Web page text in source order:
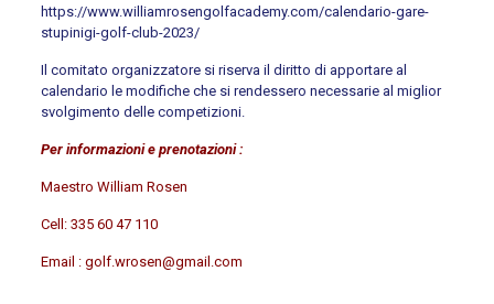
https://www.williamrosengolfacademy.com/calendario-gare-
stupinigi-golf-club-2023/
Il comitato organizzatore si riserva il diritto di apportare al
calendario le modifiche che si rendessero necessarie al miglior
svolgimento delle competizioni.
Per informazioni e prenotazioni :
Maestro William Rosen
Cell: 335 60 47 110
Email : golf.wrosen@gmail.com